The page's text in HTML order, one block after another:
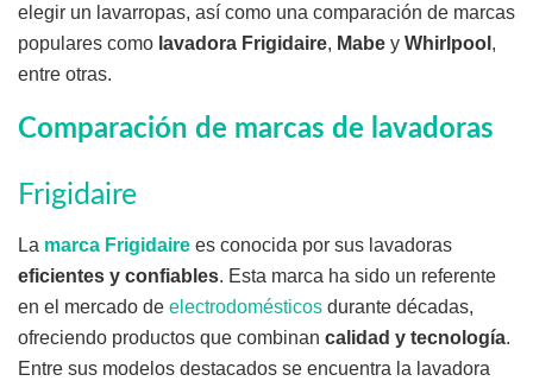
elegir un lavarropas, así como una comparación de marcas
populares como lavadora Frigidaire, Mabe y Whirlpool ,
entre otras.
Comparación de marcas de lavadoras
Frigidaire
La marca Frigidaire es conocida por sus lavadoras
eficientes y confiables. Esta marca ha sido un referente
en el mercado de electrodomésticos durante décadas,
ofreciendo productos que combinan calidad y tecnología.
Entre sus modelos destacados se encuentra la lavadora